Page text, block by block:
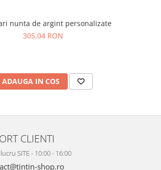
nunta de argint personalizate
305,04 RON
ADAUGA IN COS
CLIENTI
SITE - 10:00 - 16:00
shop.ro